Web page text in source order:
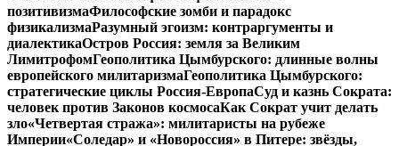
позитивизмаФилософские зомби и парадокс
физикализмаРазумный эгоизм: контраргументы и
диалектикаОстров Россия: земля за Великим
ЛимитрофомГеополитика Цымбурского: длинные волны
европейского милитаризмаГеополитика Цымбурского:
стратегические циклы Россия-ЕвропаСуд и казнь Сократа:
человек против Законов космосаКак Сократ учит делать
зло«Четвертая стража»: милитаристы на рубеже
Империи«Соледар» и «Новороссия» в Питере: звёзды,